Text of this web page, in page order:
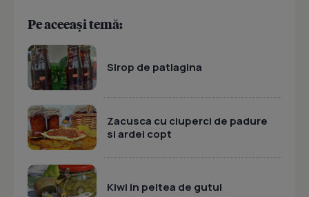
Pe aceeași temă:
Sirop de patlagina
Zacusca cu ciuperci de padure
si ardei copt
Kiwi in peltea de gutui